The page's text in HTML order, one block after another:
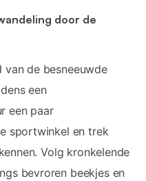
door de
van de besneeuwde
een
een paar
sportwinkel en trek
Volg kronkelende
bevroren beekjes en